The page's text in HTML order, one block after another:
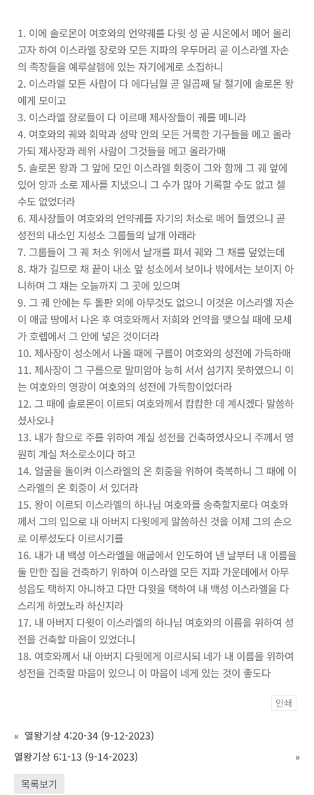
어
1. 이에 솔로몬이 여호와의 언약궤를 다윗 성 곧 시온에서 메어 올리
고자 하여 이스라엘 장로와 모든 지파의 우두머리 곧 이스라엘 자손
의 족장들을 예루살렘에 있는 자기에게로 소집하니
2. 이스라엘 모든 사람이 다 에다님월 곧 일곱째 달 절기에 솔로몬 왕
에게 모이고
3. 이스라엘 장로들이 다 이르매 제사장들이 궤를 메니라
4. 여호와의 궤와 회막과 성막 안의 모든 거룩한 기구들을 메고 올라
가되 제사장과 레위 사람이 그것들을 메고 올라가매
5. 솔로몬 왕과 그 앞에 모인 이스라엘 회중이 그와 함께 그 궤 앞에
있어 양과 소로 제사를 지냈으니 그 수가 많아 기록할 수도 없고 셀
수도 없었더라
6. 제사장들이 여호와의 언약궤를 자기의 처소로 메어 들였으니 곧
성전의 내소인 지성소 그룹들의 날개 아래라
7. 그룹들이 그 궤 처소 위에서 날개를 펴서 궤와 그 채를 덮었는데
8. 채가 길므로 채 끝이 내소 앞 성소에서 보이나 밖에서는 보이지 아
니하며 그 채는 오늘까지 그 곳에 있으며
9. 그 궤 안에는 두 돌판 외에 아무것도 없으니 이것은 이스라엘 자손
이 애굽 땅에서 나온 후 여호와께서 저희와 언약을 맺으실 때에 모세
가 호렙에서 그 안에 넣은 것이더라
10. 제사장이 성소에서 나올 때에 구름이 여호와의 성전에 가득하매
11. 제사장이 그 구름으로 말미암아 능히 서서 섬기지 못하였으니 이
는 여호와의 영광이 여호와의 성전에 가득함이었더라
12. 그 때에 솔로몬이 이르되 여호와께서 캄캄한 데 계시겠다 말씀하
셨사오나
13. 내가 참으로 주를 위하여 계실 성전을 건축하였사오니 주께서 영
원히 계실 처소로소이다 하고
14. 얼굴을 돌이켜 이스라엘의 온 회중을 위하여 축복하니 그 때에 이
스라엘의 온 회중이 서 있더라
15. 왕이 이르되 이스라엘의 하나님 여호와를 송축할지로다 여호와
께서 그의 입으로 내 아버지 다윗에게 말씀하신 것을 이제 그의 손으
로 이루셨도다 이르시기를
16. 내가 내 백성 이스라엘을 애굽에서 인도하여 낸 날부터 내 이름을
둘 만한 집을 건축하기 위하여 이스라엘 모든 지파 가운데에서 아무
성읍도 택하지 아니하고 다만 다윗을 택하여 내 백성 이스라엘을 다
스리게 하였노라 하신지라
17. 내 아버지 다윗이 이스라엘의 하나님 여호와의 이름을 위하여 성
전을 건축할 마음이 있었더니
18. 여호와께서 내 아버지 다윗에게 이르시되 네가 내 이름을 위하여
성전을 건축할 마음이 있으니 이 마음이 네게 있는 것이 좋도다
인쇄
« 열왕기상 4:20-34 (9-12-2023)
열왕기상 6:1-13 (9-14-2023)
»
목록보기